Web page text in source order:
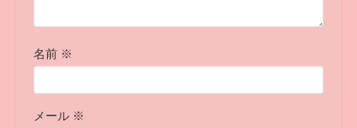
名前 ※
メール ※